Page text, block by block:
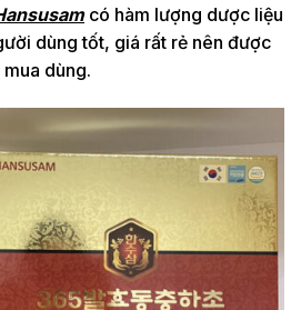
có hàm lượng dược liệu
dùng tốt, giá rất rẻ nên được
dùng.